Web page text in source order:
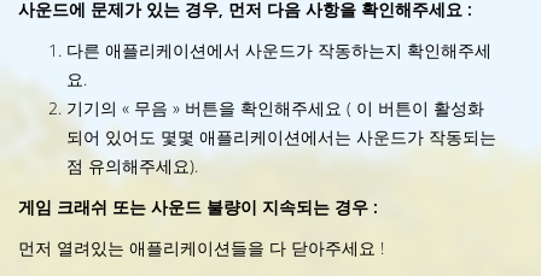
사운드에 문제가 있는 경우, 먼저 다음 사항을 확인해주세요 :
다른 애플리케이션에서 사운드가 작동하는지 확인해주세
요.
기기의 « 무음 » 버튼을 확인해주세요 ( 이 버튼이 활성화
되어 있어도 몇몇 애플리케이션에서는 사운드가 작동되는
점 유의해주세요).
게임 크래쉬 또는 사운드 불량이 지속되는 경우 :
먼저 열려있는 애플리케이션들을 다 닫아주세요 !